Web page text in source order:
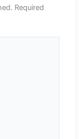
Required